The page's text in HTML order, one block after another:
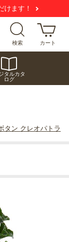
けます！
検索 カート
タルカタ
ログ
タン クレオパトラ